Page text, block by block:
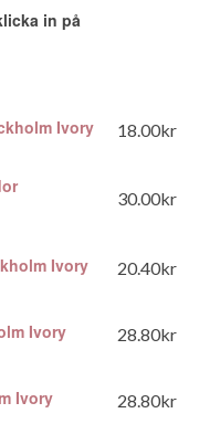
in på
Ivory 18.00kr
30.00kr
Ivory 20.40kr
Ivory 28.80kr
Ivory 28.80kr